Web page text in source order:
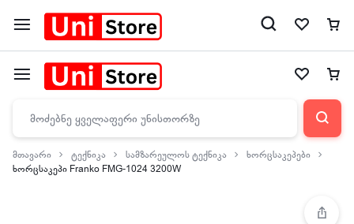
მთავარი ტექნიკა სამზარეულოს ტექნიკა
ხორცსაკეპები
ხორცსაკეპი Franko FMG-1024 3200W